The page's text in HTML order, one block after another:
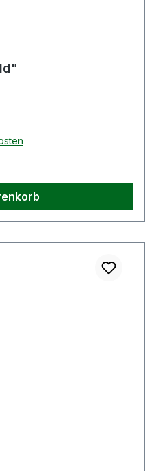
5 von 5 Sternen
5 von 5 Sternen